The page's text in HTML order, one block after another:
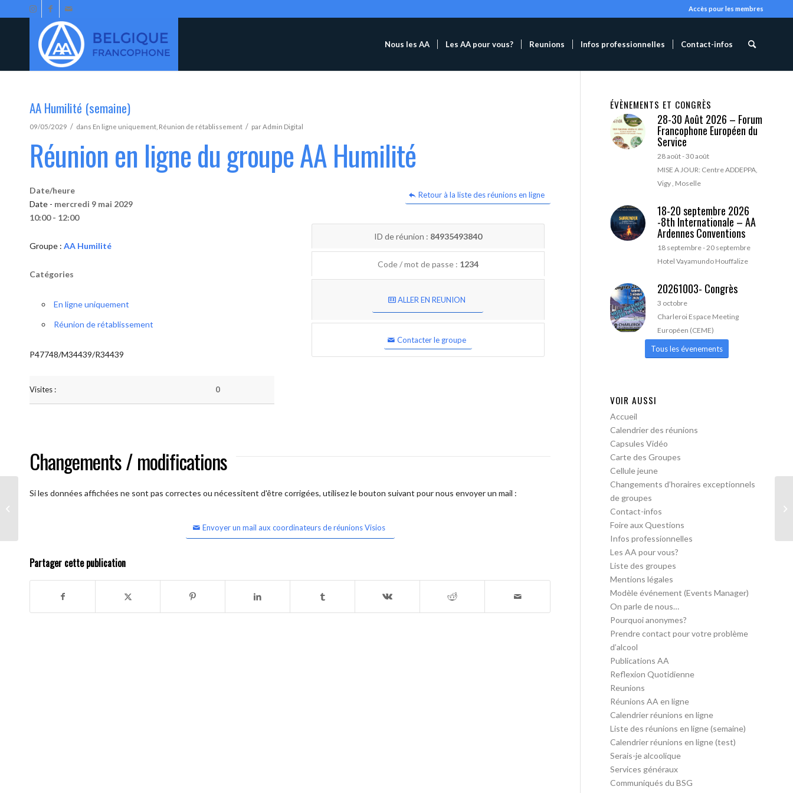
Accès pour les membres
Nous les AA Les AA pour vous? Reunions Infos professionnelles Contact-infos
AA Humilité (semaine)
09/05/2029 / dans En ligne uniquement Réunion de rétablissement / parAdmin Digital
Réunion en ligne du groupe AA Humilité
Retour à la liste des réunions en ligne
Date/heure
Date - mercredi 9 mai 2029
10:00 - 12:00
Groupe : AA Humilité
Catégories
En ligne uniquement
Réunion de rétablissement
P47748/M34439/R34439
Visites : 0
ID de réunion : 84935493840
Code / mot de passe : 1234
ALLER EN REUNION
Contacter le groupe
Changements / modifications
Si les données affichées ne sont pas correctes ou nécessitent d'être corrigées, utilisez le bouton suivant pour nous envoyer un mail :
Envoyer un mail aux coordinateurs de réunions Visios
Partager cette publication
ÉVÈNEMENTS ET CONGRÈS
28-30 Août 2026 – Forum
Francophone Européen du
Service
28 août-30 août
MISE A JOUR: Centre ADDEPPA,
Vigy , Moselle
18-20 septembre 2026
-8th Internationale – AA
Ardennes Conventions
18 septembre-20 septembre
Hotel Vayamundo Houffalize
20261003- Congrès
3 octobre
Charleroi Espace Meeting
Européen (CEME)
Tous les évenements
VOIR AUSSI
Accueil
Calendrier des réunions
Capsules Vidéo
Carte des Groupes
Cellule jeune
Changements d’horaires exceptionnels
de groupes
Contact-infos
Foire aux Questions
Infos professionnelles
Les AA pour vous?
Liste des groupes
Mentions légales
Modèle événement (Events Manager)
On parle de nous…
Pourquoi anonymes?
Prendre contact pour votre problème
d’alcool
Publications AA
Reflexion Quotidienne
Reunions
Réunions AA en ligne
Calendrier réunions en ligne
Liste des réunions en ligne (semaine)
Calendrier réunions en ligne (test)
Serais-je alcoolique
Services généraux
Communiqués du BSG